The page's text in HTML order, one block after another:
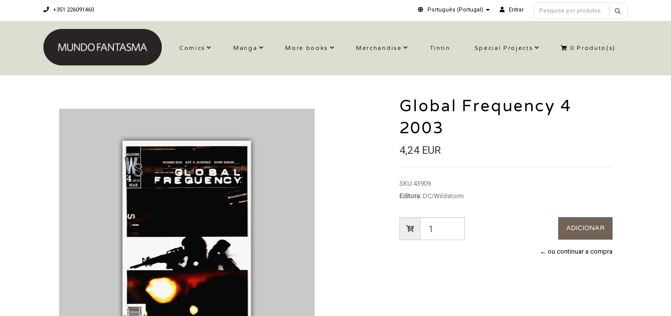
+351 226091460 Português (Portugal) Entrar
Comics Manga More books Merchandise Tintin Special Projects 0 Produto(s)
Global Frequency 4
2003
4,24 EUR
SKU:43909
Editora:DC/Wildstorm
← ou continuar a compra